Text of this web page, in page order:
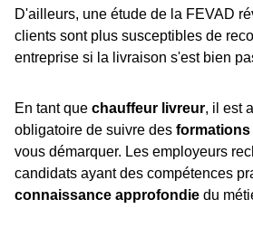
D'ailleurs, une étude de la FEVAD
clients sont plus susceptibles de
entreprise si la livraison s'est bien
En tant que chauffeur livreur, il est
obligatoire de suivre des
vous démarquer. Les employeurs
candidats ayant des compétences
connaissance approfondie du